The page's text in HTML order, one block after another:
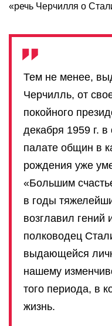
«речь Черчилля о
Тем не менее,
Черчилль, от
покойного
декабря 1959 г.
палате общин в
рождения уже
«Большим
в годы
возглавил гений
полководец
выдающейся
нашему
того периода, в
жизнь.